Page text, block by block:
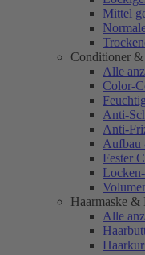
Mittel
Conditioner &
Alle
Color-
Anti-
Anti-
Aufbau
Fester
Haarmaske &
Alle